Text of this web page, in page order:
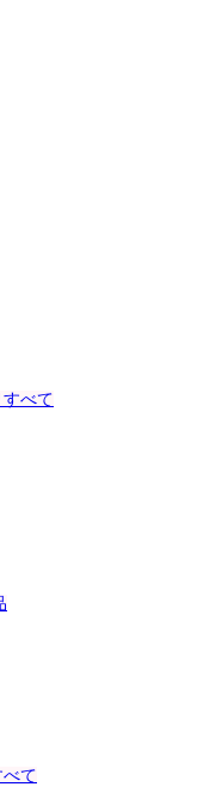
べて
て